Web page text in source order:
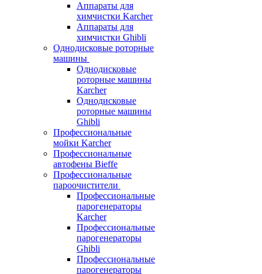
Аппараты для
химчистки Karcher
Аппараты для
химчистки Ghibli
Однодисковые роторные
машины
Однодисковые
роторные машины
Karcher
Однодисковые
роторные машины
Ghibli
Профессиональные
мойки Karcher
Профессиональные
автофены Bieffe
Профессиональные
пароочистители
Профессиональные
парогенераторы
Karcher
Профессиональные
парогенераторы
Ghibli
Профессиональные
парогенераторы